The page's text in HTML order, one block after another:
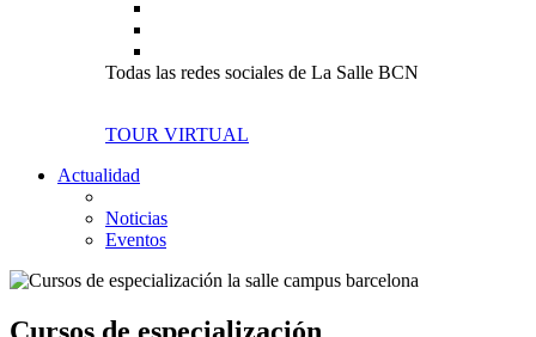
Todas las redes sociales de La Salle BCN
TOUR VIRTUAL
Actualidad
Noticias
Eventos